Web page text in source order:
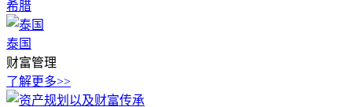
希腊
泰国
财富管理
了解更多>>